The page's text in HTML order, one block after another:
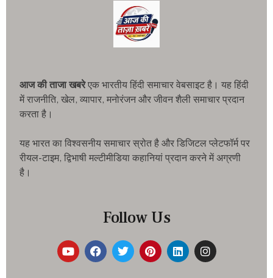
आज की ताजा खबरेएक भारतीय हिंदी समाचार वेबसाइट है। यह हिंदी
में राजनीति, खेल, व्यापार, मनोरंजन और जीवन शैली समाचार प्रदान
करता है।
यह भारत का विश्वसनीय समाचार स्रोत है और डिजिटल प्लेटफॉर्म पर
रीयल-टाइम, द्विभाषी मल्टीमीडिया कहानियां प्रदान करने में अग्रणी
है।
Follow Us